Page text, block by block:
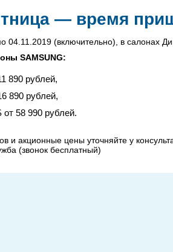
— время
04.11.2019 (включительно), в салонах
SAMSUNG:
890 рублей,
890 рублей,
от 58 990 рублей.
и акционные цены уточняйте у
(звонок бесплатный)